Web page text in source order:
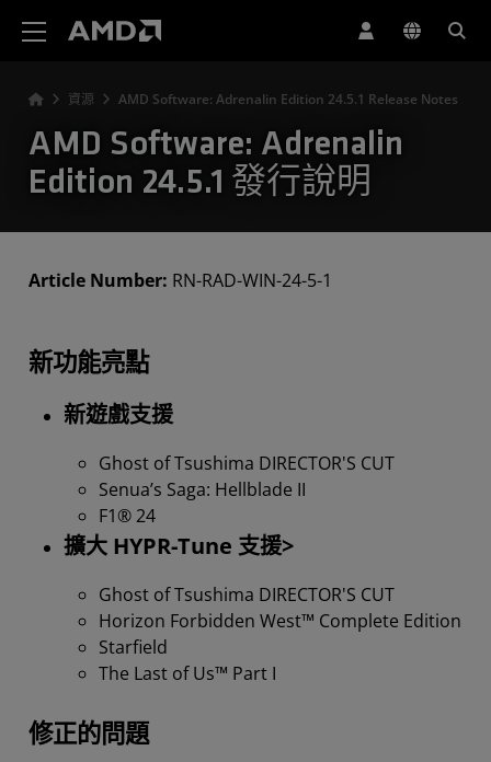
資源 AMD Software: Adrenalin Edition 24.5.1 Release Notes
AMD Software: Adrenalin
Edition 24.5.1 發行說明
Article Number: RN-RAD-WIN-24-5-1
新功能亮點
新遊戲支援
Ghost of Tsushima DIRECTOR'S CUT
Senua’s Saga: Hellblade II
F1® 24
擴大 HYPR-Tune 支援>
Ghost of Tsushima DIRECTOR'S CUT
Horizon Forbidden West™ Complete Edition
Starfield
The Last of Us™ Part I
修正的問題